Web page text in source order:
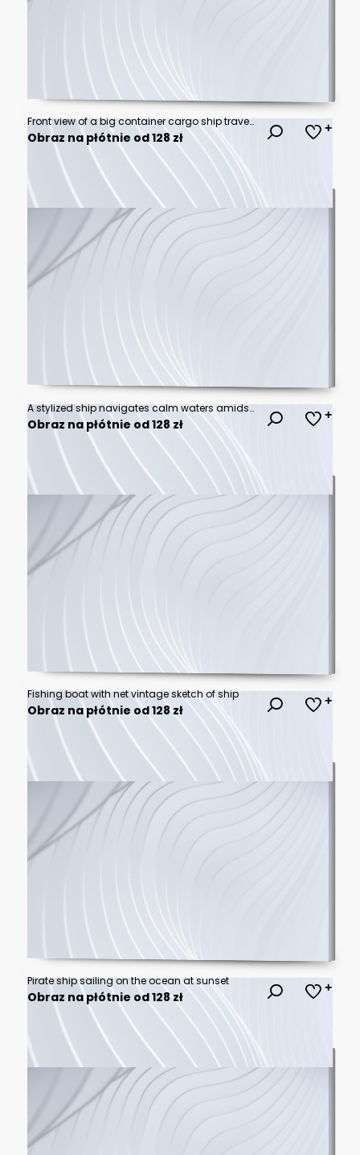
Front view of a big container cargo ship travelling over the ocean with copy space
Obraz na płótnie od 128 zł
A stylized ship navigates calm waters amidst geometric mountains at sunset.
Obraz na płótnie od 128 zł
Fishing boat with net vintage sketch of ship
Obraz na płótnie od 128 zł
Pirate ship sailing on the ocean at sunset
Obraz na płótnie od 128 zł